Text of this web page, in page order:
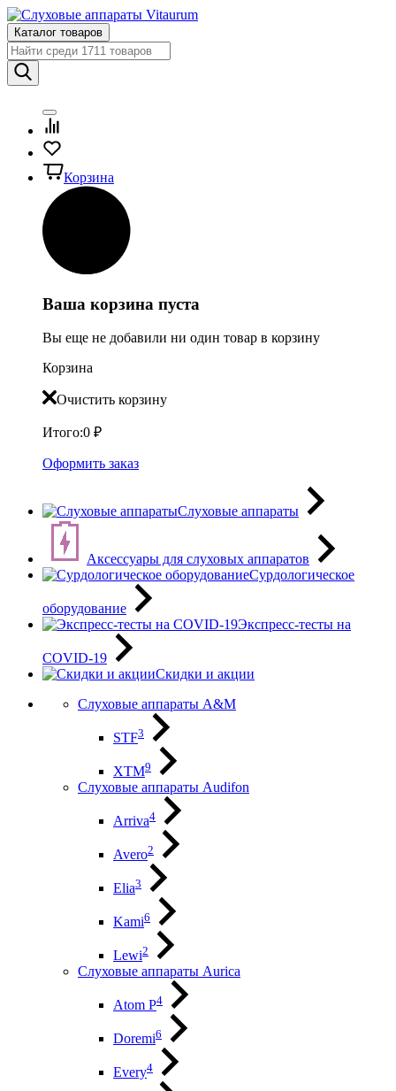
Каталог товаров
Корзина
Ваша корзина пуста
Вы еще не добавили ни один товар в корзину
Корзина
Очистить корзину
Итого:0 ₽
Оформить заказ
Слуховые аппараты
Аксессуары для слуховых аппаратов
Сурдологическое
оборудование
Экспресс-тесты на
COVID-19
Скидки и акции
Слуховые аппараты A&M
STF3
XTM9
Слуховые аппараты Audifon
Arriva4
Avero2
Elia3
Kami6
Lewi2
Слуховые аппараты Aurica
Atom P4
Doremi6
Every4